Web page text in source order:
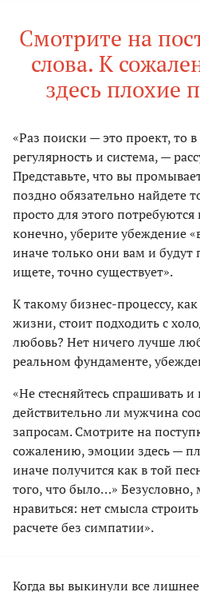
Смотрите на
слова. К
здесь плохие
«Раз поиски — это проект, то
регулярность и система, —
Представьте, что вы
поздно обязательно найдете
просто для этого
конечно, уберите убеждение
иначе только они вам и будут
ищете, точно существует».
К такому бизнес-процессу,
жизни, стоит подходить с
любовь? Нет ничего лучше
реальном фундаменте,
«Не стесняйтесь спрашивать и
действительно ли мужчина
запросам. Смотрите на
сожалению, эмоции здесь —
иначе получится как в той
того, что было…»
нравиться: нет смысла
расчете без симпатии».
Когда вы выкинули все